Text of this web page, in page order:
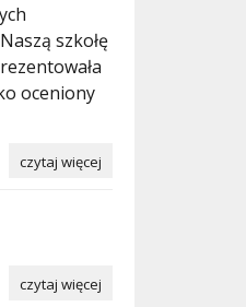
szkołę
oceniony
czytaj więcej
czytaj więcej